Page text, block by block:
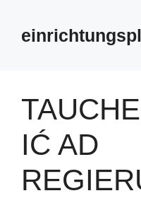
springen
IĆ AD